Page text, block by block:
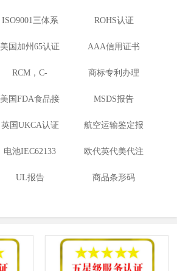
ISO9001三体系
认证
ROHS认证
美国加州65认证 AAA信用证书
RCM，C-
TICK，SAA
商标专利办理
美国FDA食品接
触材料检测
MSDS报告
英国UKCA认证 航空运输鉴定报
告
电池IEC62133 欧代英代美代注
册
UL报告 商品条形码